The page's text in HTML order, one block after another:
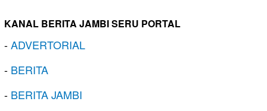
KANAL BERITA JAMBI SERU PORTAL
-ADVERTORIAL
- BERITA
- BERITA JAMBI